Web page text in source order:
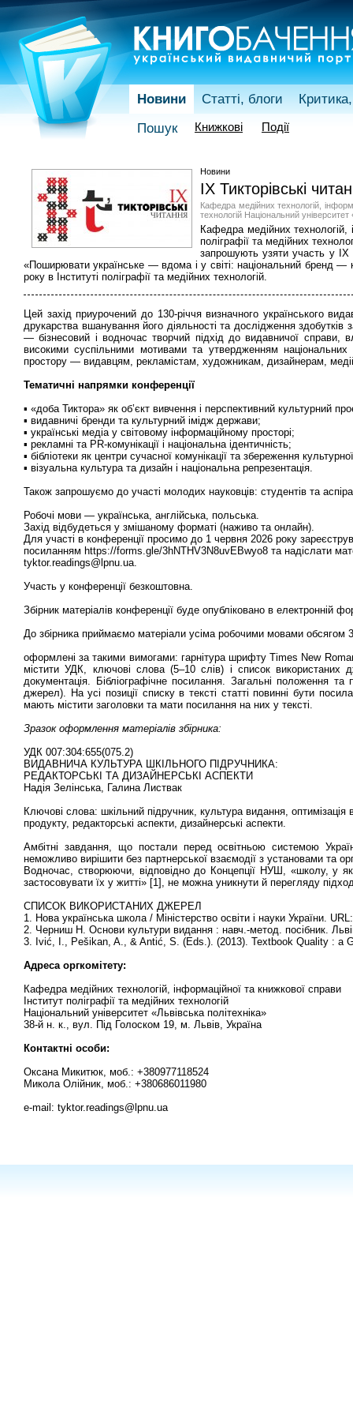
Новини Статті, блоги
Критика,
Пошук
Книжкові Події
Новини
IX Тикторівські
Кафедра медійних технологій,
технологій Національний
Кафедра медійних технологій,
поліграфії та медійних
запрошують узяти участь у IX
«Поширювати українське — вдома і у світі: національний бренд —
року в Інституті поліграфії та медійних технологій.
Цей захід приурочений до 130-річчя визначного українського
друкарства вшанування його діяльності та дослідження
— бізнесовий і водночас творчий підхід до видавничої справи,
високими суспільними мотивами та утвердженням
простору — видавцям, рекламістам, художникам, дизайнерам,
Тематичні напрямки конференції
▪ «доба Тиктора» як об’єкт вивчення і перспективний культурний
▪ видавничі бренди та культурний імідж держави;
▪ українські медіа у світовому інформаційному просторі;
▪ рекламні та PR-комунікації і національна ідентичність;
▪ бібліотеки як центри сучасної комунікації та збереження
▪ візуальна культура та дизайн і національна репрезентація.
Також запрошуємо до участі молодих науковців: студентів та
Робочі мови — українська, англійська, польська.
Захід відбудеться у змішаному форматі (наживо та онлайн).
Для участі в конференції просимо до 1 червня 2026 року
посиланням https://forms.gle/3hNTHV3N8uvEBwyo8 та надіслати
tyktor.readings@lpnu.ua.
Участь у конференції безкоштовна.
Збірник матеріалів конференції буде опубліковано в електронній
До збірника приймаємо матеріали усіма робочими мовами обсягом
оформлені за такими вимогами: гарнітура шрифту Times New
містити УДК, ключові слова (5–10 слів) і список
документація. Бібліографічне посилання. Загальні положення
джерел). На усі позиції списку в тексті статті повинні бути
мають містити заголовки та мати посилання на них у тексті.
Зразок оформлення матеріалів збірника:
УДК 007:304:655(075.2)
ВИДАВНИЧА КУЛЬТУРА ШКІЛЬНОГО ПІДРУЧНИКА:
РЕДАКТОРСЬКІ ТА ДИЗАЙНЕРСЬКІ АСПЕКТИ
Надія Зелінська, Галина Листвак
Ключові слова: шкільний підручник, культура видання, оптимізація
продукту, редакторські аспекти, дизайнерські аспекти.
Амбітні завдання, що постали перед освітньою системою
неможливо вирішити без партнерської взаємодії з установами та
Водночас, створюючи, відповідно до Концепції НУШ, «школу, у
застосовувати їх у житті» [1], не можна уникнути й перегляду
СПИСОК ВИКОРИСТАНИХ ДЖЕРЕЛ
1. Нова українська школа / Міністерство освіти і науки України.
2. Черниш Н. Основи культури видання : навч.-метод. посібник.
3. Ivić, I., Pešikan, A., & Antić, S. (Eds.). (2013). Textbook Quality : a
Адреса оргкомітету:
Кафедра медійних технологій, інформаційної та книжкової справи
Інститут поліграфії та медійних технологій
Національний університет «Львівська політехніка»
38-й н. к., вул. Під Голоском 19, м. Львів, Україна
Контактні особи:
Оксана Микитюк, моб.: +380977118524
Микола Олійник, моб.: +380686011980
e-mail: tyktor.readings@lpnu.ua